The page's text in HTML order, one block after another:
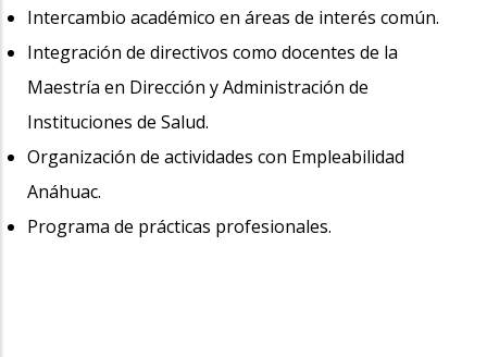
Intercambio académico en áreas de interés común.
Integración de directivos como docentes de la
Maestría en Dirección y Administración de
Instituciones de Salud.
Organización de actividades con Empleabilidad
Anáhuac.
Programa de prácticas profesionales.